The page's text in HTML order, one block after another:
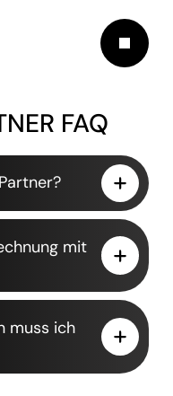
FAQ
mit
muss ich